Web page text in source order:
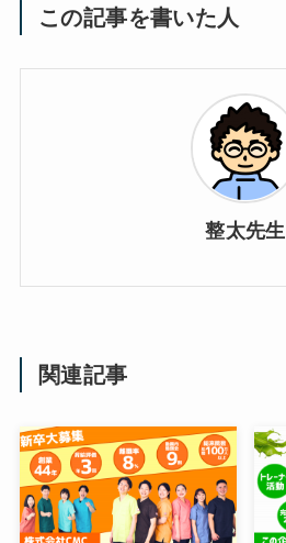
この記事を書いた人
整太先生
関連記事